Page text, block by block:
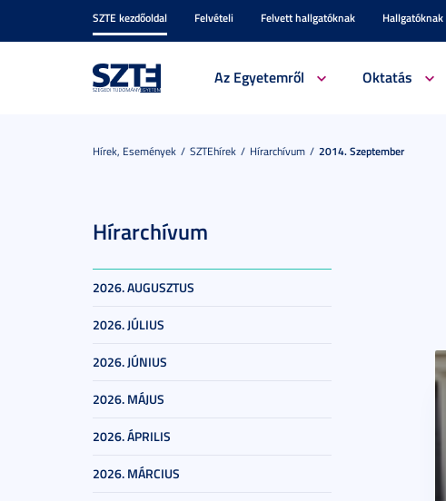
SZTE kezdőoldal Felvételi Felvett hallgatóknak Hallgatóknak
Az Egyetemről Oktatás
Hírek, Események SZTEhírek Hírarchívum 2014. Szeptember
Hírarchívum
2026. AUGUSZTUS
2026. JÚLIUS
2026. JÚNIUS
2026. MÁJUS
2026. ÁPRILIS
2026. MÁRCIUS